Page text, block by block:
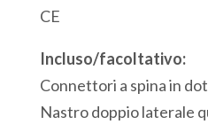
CE
Incluso/facoltativo:
Connettori a spina in
Nastro doppio laterale